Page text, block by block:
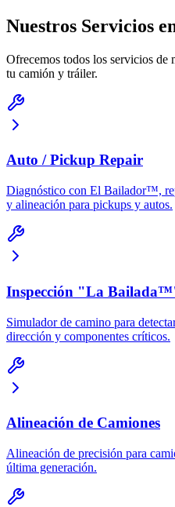
Nuestros Servicios
Ofrecemos todos los servicios de
tu camión y tráiler.
Auto / Pickup Repair
Diagnóstico con El Bailador™,
y alineación para pickups y autos.
Inspección "La
Simulador de camino para
dirección y componentes críticos.
Alineación de Camiones
Alineación de precisión para
última generación.